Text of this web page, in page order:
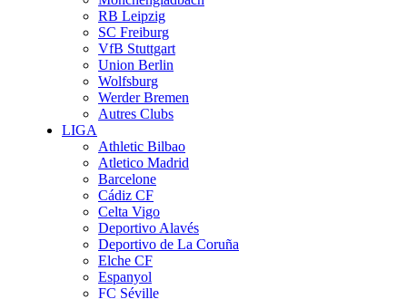
RB Leipzig
SC Freiburg
VfB Stuttgart
Union Berlin
Wolfsburg
Werder Bremen
Autres Clubs
LIGA
Athletic Bilbao
Atletico Madrid
Barcelone
Cádiz CF
Celta Vigo
Deportivo Alavés
Deportivo de La Coruña
Elche CF
Espanyol
FC Séville